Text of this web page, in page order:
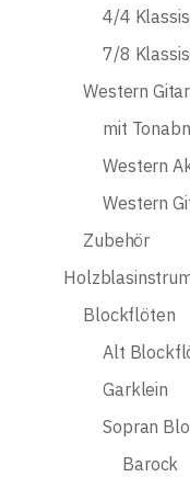
4/4
7/8
Western
mit
Western
Western
Zubehör
Blockflöten
Alt
Garklein
Sopran
Barock